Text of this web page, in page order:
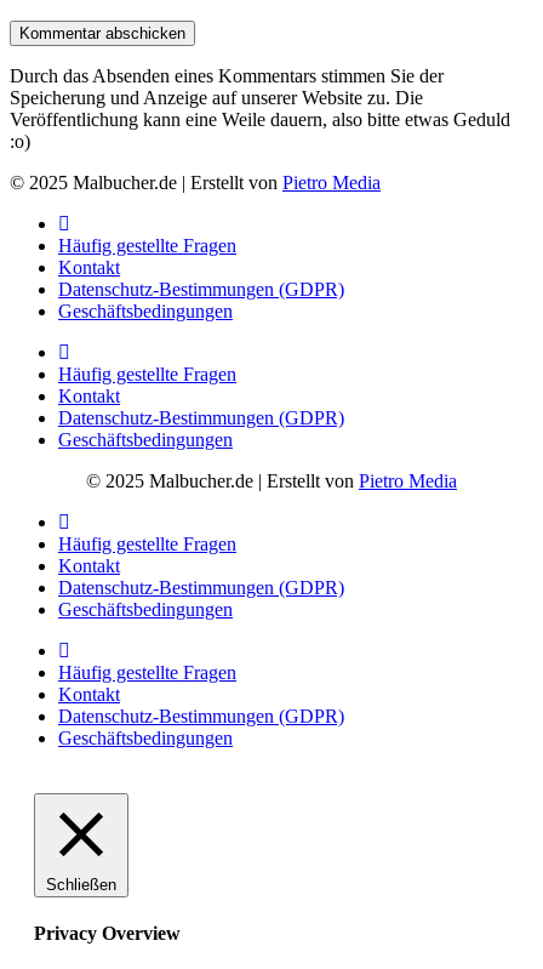
Durch das Absenden eines Kommentars stimmen Sie der
Speicherung und Anzeige auf unserer Website zu. Die
Veröffentlichung kann eine Weile dauern, also bitte etwas Geduld
:o)
© 2025 Malbucher.de | Erstellt von Pietro Media
Häufig gestellte Fragen
Kontakt
Datenschutz-Bestimmungen (GDPR)
Geschäftsbedingungen
Häufig gestellte Fragen
Kontakt
Datenschutz-Bestimmungen (GDPR)
Geschäftsbedingungen
© 2025 Malbucher.de | Erstellt von Pietro Media
Häufig gestellte Fragen
Kontakt
Datenschutz-Bestimmungen (GDPR)
Geschäftsbedingungen
Häufig gestellte Fragen
Kontakt
Datenschutz-Bestimmungen (GDPR)
Geschäftsbedingungen
Schließen
Privacy Overview